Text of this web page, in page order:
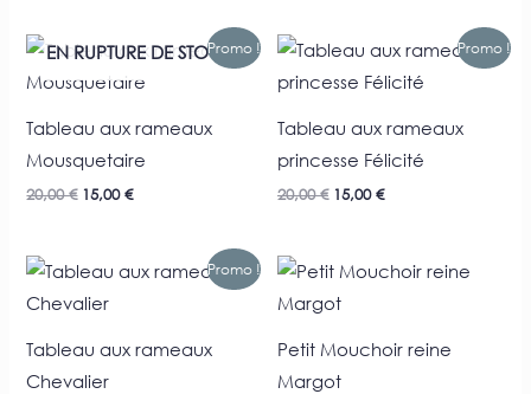
Promo !
EN RUPTURE DE STOCK
Tableau aux rameaux
Mousquetaire
20,00€
Le
prix
initial
20,00 €.
15,00€
Le
prix
actuel
15,00 €.
Promo !
Tableau aux rameaux
princesse Félicité
20,00€
Le
prix
initial
20,00 €.
15,00€
Le
prix
actuel
15,00 €.
Promo !
Tableau aux rameaux
Chevalier
Le
prix
initial
20,00 €.
Le
prix
15,00 €.
Petit Mouchoir reine
Margot